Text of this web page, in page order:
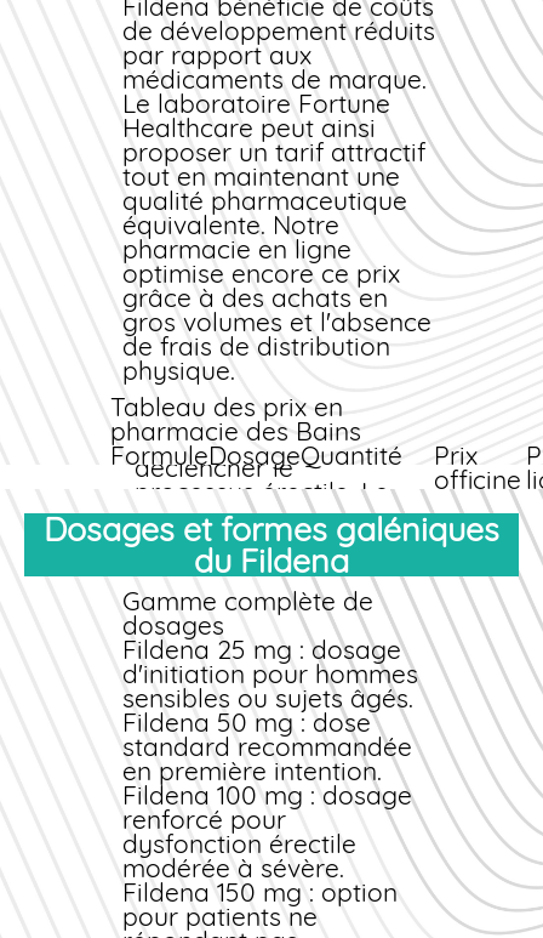
pour des rapports
spontanés sans
contrainte horaire
stricte. La prise à jeun
accélère l'absorption ;
un repas riche en
graisses peut retarder
le début d'action de 30
à 45 minutes.
Conditions d'efficacité
Le Fildena ne
provoque pas
d'érection
automatique. Une
stimulation sexuelle
naturelle reste
indispensable pour
déclencher le
processus érectile. Le
médicament facilite
simplement la réponse
physiologique
normale en optimisant
la vascularisation
locale.
de développement réduits
par rapport aux
médicaments de marque.
Le laboratoire Fortune
Healthcare peut ainsi
proposer un tarif attractif
tout en maintenant une
qualité pharmaceutique
équivalente. Notre
pharmacie en ligne
optimise encore ce prix
grâce à des achats en
gros volumes et l'absence
de frais de distribution
physique.
Tableau des prix en
pharmacie des Bains
FormuleDosageQuantité Prix
officine
Essai
50 mg 10
comprimés
€48.00
Pack
Optimal
100 mg20
comprimés
€92.00
Pack
Annuel
100 mg90
comprimés
€410.00
Livraison gratuite en
France métropolitaine dès
45 € d'achat . Paiement
sécurisé par carte
bancaire, PayPal ou
virement. Colis expédié
sous 24 à 48 heures
ouvrées, réception sous 3
à 5 jours.
Offres promotionnelles
Profitez régulièrement de
Dosages et formes galéniques
du Fildena
Gamme complète de
dosages
Fildena 25 mg : dosage
d'initiation pour hommes
sensibles ou sujets âgés.
Fildena 50 mg : dose
standard recommandée
en première intention.
Fildena 100 mg : dosage
renforcé pour
dysfonction érectile
modérée à sévère.
Fildena 150 mg : option
pour patients ne